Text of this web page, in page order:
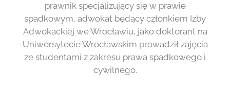
prawnik specjalizujący się w prawie
spadkowym, adwokat będący członkiem Izby
Adwokackiej we Wrocławiu, jako doktorant na
Uniwersytecie Wrocławskim prowadził zajęcia
ze studentami z zakresu prawa spadkowego i
cywilnego.